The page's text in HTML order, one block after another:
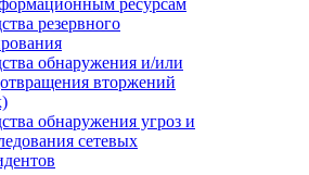
резервного
обнаружения и/или
вторжений
обнаружения угроз и
сетевых